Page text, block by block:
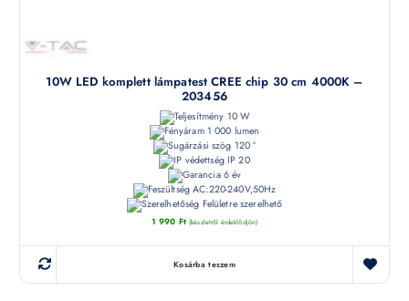
10W LED komplett lámpatest CREE chip 30 cm 4000K –
203456
10 W
1 000 lumen
120 °
IP 20
6 év
AC:220-240V,50Hz
Felületre szerelhető
1 990 Ft (készletről érdeklődjön)
Kosárba teszem